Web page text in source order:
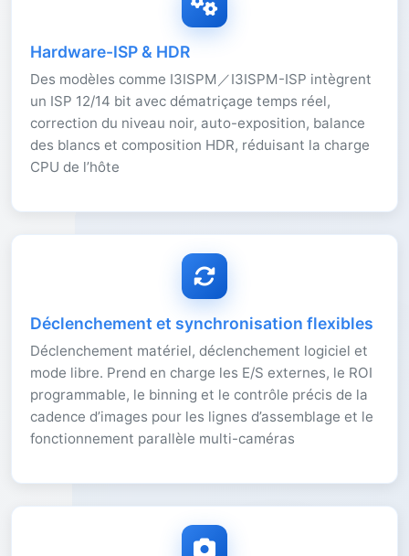
Hardware-ISP & HDR
Des modèles comme I3ISPM／I3ISPM-ISP intègrent
un ISP 12/14 bit avec dématriçage temps réel,
correction du niveau noir, auto-exposition, balance
des blancs et composition HDR, réduisant la charge
CPU de l’hôte
Déclenchement et synchronisation flexibles
Déclenchement matériel, déclenchement logiciel et
mode libre. Prend en charge les E/S externes, le ROI
programmable, le binning et le contrôle précis de la
cadence d’images pour les lignes d’assemblage et le
fonctionnement parallèle multi-caméras